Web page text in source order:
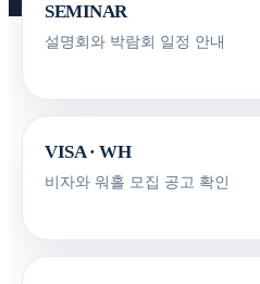
SEMINAR
설명회와 박람회 일정 안내
VISA · WH
비자와 워홀 모집 공고 확인